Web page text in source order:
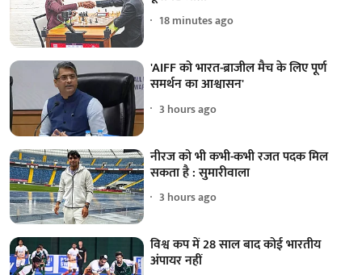
18 minutes ago
'AIFF को भारत-ब्राजील मैच के लिए पूर्ण
समर्थन का आश्वासन'
3 hours ago
नीरज को भी कभी-कभी रजत पदक मिल
सकता है : सुमारीवाला
3 hours ago
विश्व कप में 28 साल बाद कोई भारतीय
अंपायर नहीं